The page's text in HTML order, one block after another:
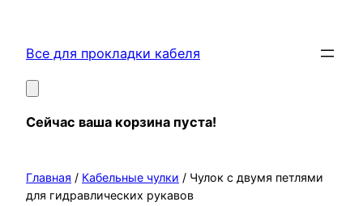
содержимому
Все для прокладки кабеля
Сейчас ваша корзина пуста!
Главная / Кабельные чулки / Чулок с двумя петлями
для гидравлических рукавов